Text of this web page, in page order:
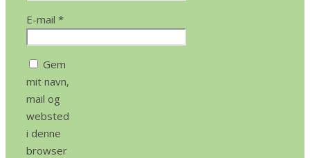
E-mail *
Gem
mit navn,
mail og
websted
i denne
browser